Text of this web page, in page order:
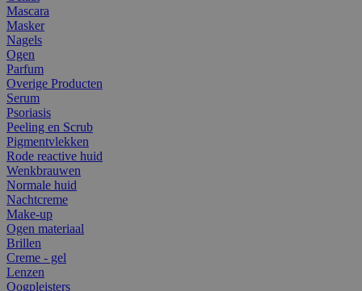
Mascara
Masker
Nagels
Ogen
Parfum
Overige Producten
Serum
Psoriasis
Peeling en Scrub
Pigmentvlekken
Rode reactive huid
Wenkbrauwen
Normale huid
Nachtcreme
Make-up
Ogen materiaal
Brillen
Creme - gel
Lenzen
Oogpleisters